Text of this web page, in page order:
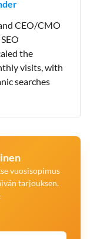
CEO/CMO
the
visits, with
searches
vuosisopimus
tarjouksen.